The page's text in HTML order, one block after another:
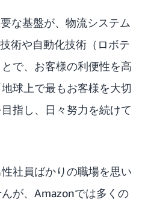
な基盤が、物流システム
術や自動化技術（ロボテ
で、お客様の利便性を高
球上で最もお客様を大切
指し、日々努力を続けて
社員ばかりの職場を思い
が、Amazonでは多くの